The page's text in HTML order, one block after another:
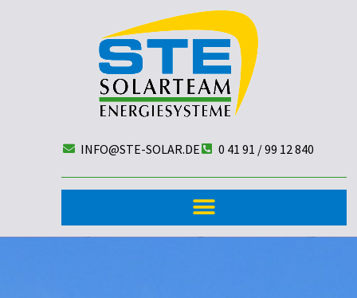
INFO@STE-SOLAR.DE 0 41 91 / 99 12 840